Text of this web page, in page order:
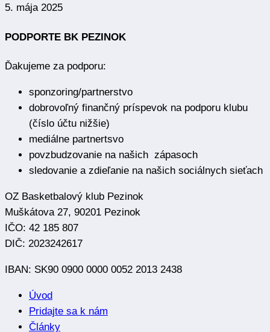
5. mája 2025
PODPORTE BK PEZINOK
Ďakujeme za podporu:
sponzoring/partnerstvo
dobrovoľný finančný príspevok na podporu klubu
(číslo účtu nižšie)
mediálne partnertsvo
povzbudzovanie na našich zápasoch
sledovanie a zdieľanie na našich sociálnych sieťach
OZ Basketbalový klub Pezinok
Muškátova 27, 90201 Pezinok
IČO: 42 185 807
DIČ: 2023242617
IBAN: SK90 0900 0000 0052 2013 2438
Úvod
Pridajte sa k nám
Články